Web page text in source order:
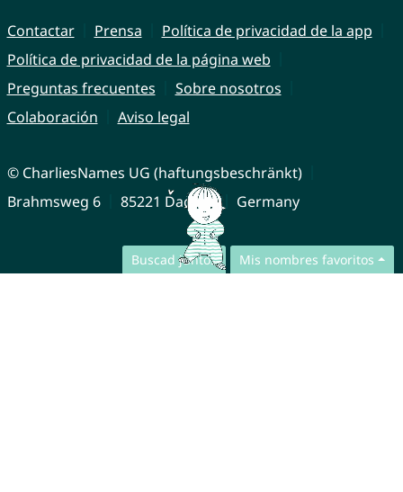
Buscad juntos Mis nombres favoritos
Contactar Prensa
Política de privacidad de la app
Política de privacidad de la página web
Preguntas frecuentes
Sobre nosotros
Colaboración
Aviso legal
© CharliesNames UG (haftungsbeschränkt)
Brahmsweg 6
85221 Dachau Germany